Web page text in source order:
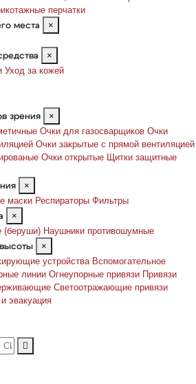
перчатки
места
×
×
Уход за кожей
зрения
×
Очки для газосварщиков Очки
Очки закрытые с прямой вентиляцией
Очки открытые Щитки защитные
×
маски Респираторы Фильтры
×
(беруши) Наушники противошумные
×
устройства Вспомогательное
линии Огнеупорные привязи Привязи
Светоотражающие привязи
эвакуация